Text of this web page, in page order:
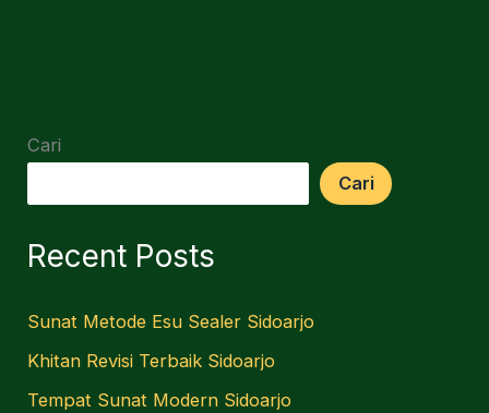
Cari
Cari
Recent Posts
Sunat Metode Esu Sealer Sidoarjo
Khitan Revisi Terbaik Sidoarjo
Tempat Sunat Modern Sidoarjo